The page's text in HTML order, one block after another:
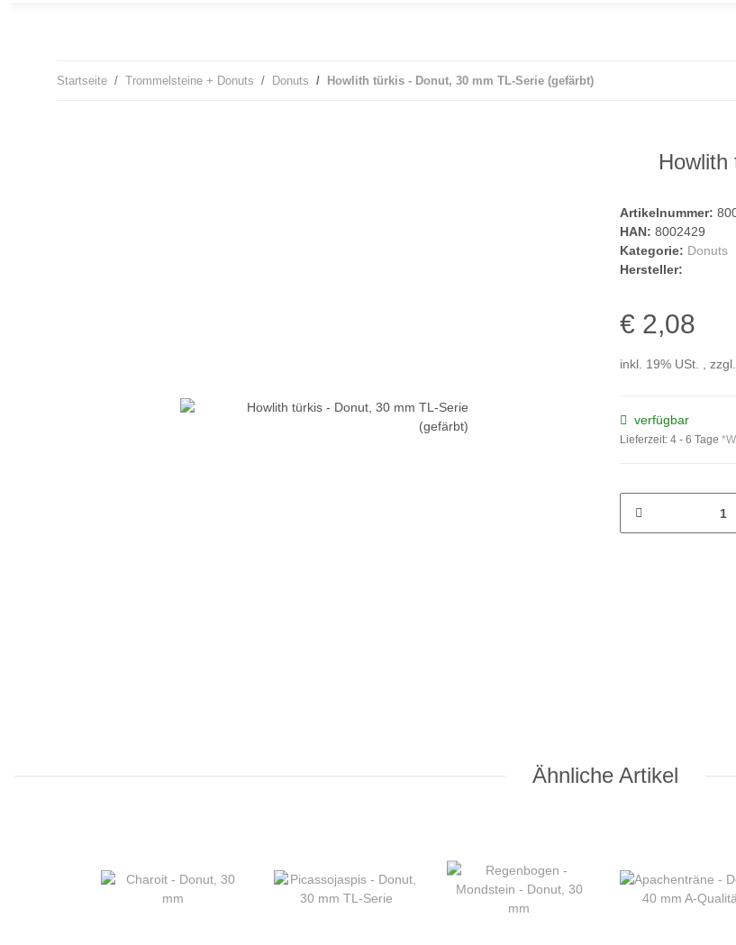
Startseite Trommelsteine + Donuts Donuts Howlith türkis - Donut, 30 mm TL-Serie (gefärbt)
Artikelnummer:
HAN: 8002429
Kategorie: Donuts
Hersteller:
€ 2,08
inkl. 19% USt. , zzgl.
verfügbar
Lieferzeit: 4 - 6 Tage
Ähnliche Artikel